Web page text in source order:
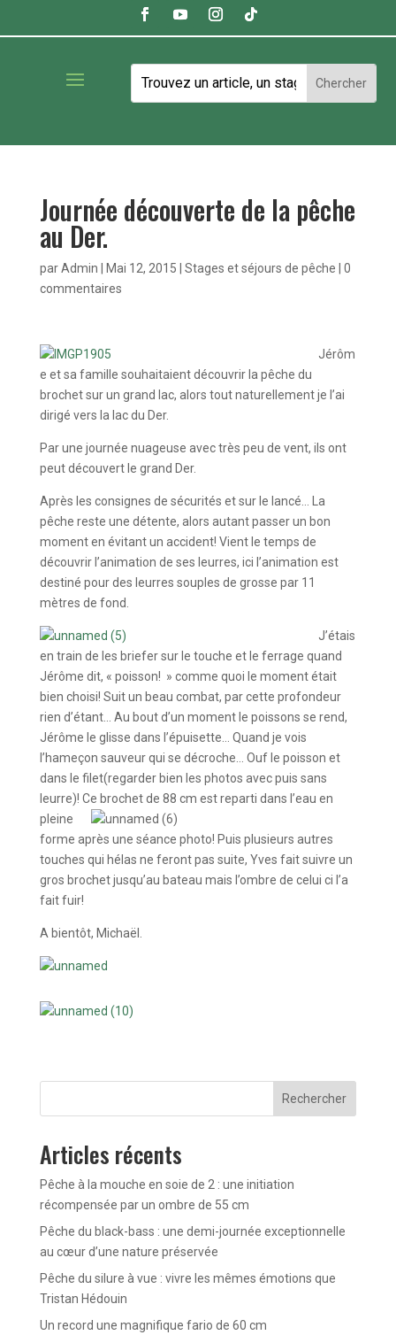
Journée découverte de la pêche
au Der.
parAdmin Mai 12, 2015 Stages et séjours de pêche
0
commentaires
Jérôm
e et sa famille souhaitaient découvrir la pêche du
brochet sur un grand lac, alors tout naturellement je l’ai
dirigé vers la lac du Der.
Par une journée nuageuse avec très peu de vent, ils ont
peut découvert le grand Der.
Après les consignes de sécurités et sur le lancé… La
pêche reste une détente, alors autant passer un bon
moment en évitant un accident! Vient le temps de
découvrir l’animation de ses leurres, ici l’animation est
destiné pour des leurres souples de grosse par 11
mètres de fond.
J’étais
en train de les briefer sur le touche et le ferrage quand
Jérôme dit, « poisson! » comme quoi le moment était
bien choisi! Suit un beau combat, par cette profondeur
rien d’étant… Au bout d’un moment le poissons se rend,
Jérôme le glisse dans l’épuisette… Quand je vois
l’hameçon sauveur qui se décroche… Ouf le poisson et
dans le filet(regarder bien les photos avec puis sans
leurre)! Ce brochet de 88 cm est reparti dans l’eau en
pleine
forme après une séance photo! Puis plusieurs autres
touches qui hélas ne feront pas suite, Yves fait suivre un
gros brochet jusqu’au bateau mais l’ombre de celui ci l’a
fait fuir!
A bientôt, Michaël.
Rechercher
Articles récents
Pêche à la mouche en soie de 2 : une initiation
récompensée par un ombre de 55 cm
Pêche du black-bass : une demi-journée exceptionnelle
au cœur d’une nature préservée
Pêche du silure à vue : vivre les mêmes émotions que
Tristan Hédouin
Un record une magnifique fario de 60 cm